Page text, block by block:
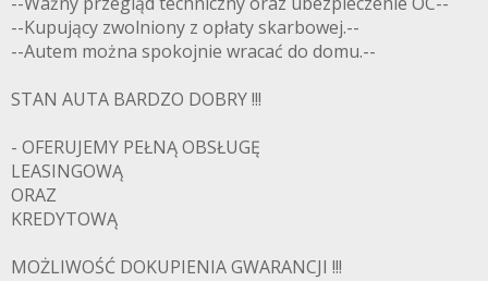
--Kupujący zwolniony z opłaty skarbowej.--
--Autem można spokojnie wracać do domu.--
STAN AUTA BARDZO DOBRY !!!
- OFERUJEMY PEŁNĄ OBSŁUGĘ
LEASINGOWĄ
ORAZ
KREDYTOWĄ
MOŻLIWOŚĆ DOKUPIENIA GWARANCJI !!!